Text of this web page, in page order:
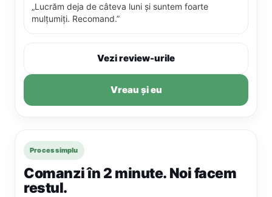
„Lucrăm deja de câteva luni și suntem foarte
mulțumiți. Recomand.”
Vezi review-urile
Vreau și eu
Proces simplu
Comanzi în 2 minute. Noi facem
restul.